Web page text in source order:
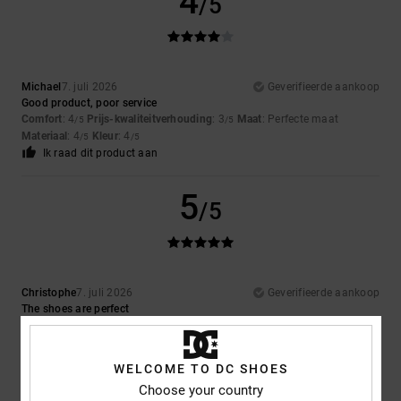
/5
Michael 7. juli 2026
Geverifieerde aankoop
Good product, poor service
Comfort: 4/5 Prijs-kwaliteitverhouding: 3/5 Maat: Perfecte maat
Materiaal : 4/5 Kleur: 4 /5
Ik raad dit product aan
5/5
Christophe7. juli 2026
Geverifieerde aankoop
The shoes are perfect
Comfort: 5/5 Prijs-kwaliteitverhouding: 5/5 Maat: Perfecte maat
WELCOME TO DC SHOES
Choose your country